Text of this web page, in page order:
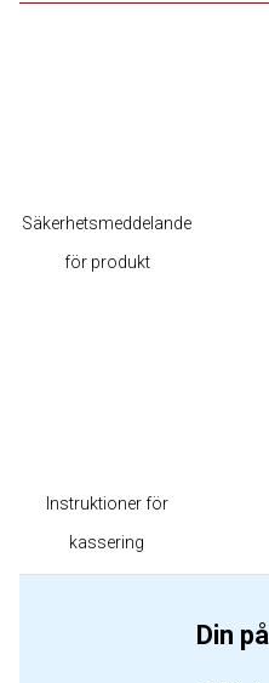
Säkerhetsmeddelande
för produkt
Instruktioner för
kassering
Din